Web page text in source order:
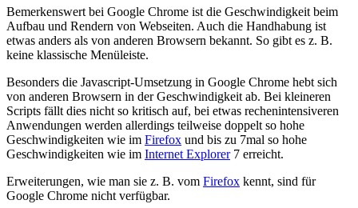
Bemerkenswert bei Google Chrome ist die Geschwindigkeit beim
Aufbau und Rendern von Webseiten. Auch die Handhabung ist
etwas anders als von anderen Browsern bekannt. So gibt es z. B.
keine klassische Menüleiste.
Besonders die Javascript-Umsetzung in Google Chrome hebt sich
von anderen Browsern in der Geschwindigkeit ab. Bei kleineren
Scripts fällt dies nicht so kritisch auf, bei etwas rechenintensiveren
Anwendungen werden allerdings teilweise doppelt so hohe
Geschwindigkeiten wie im Firefox und bis zu 7mal so hohe
Geschwindigkeiten wie im Internet Explorer7 erreicht.
Erweiterungen, wie man sie z. B. vom Firefox kennt, sind für
Google Chrome nicht verfügbar.